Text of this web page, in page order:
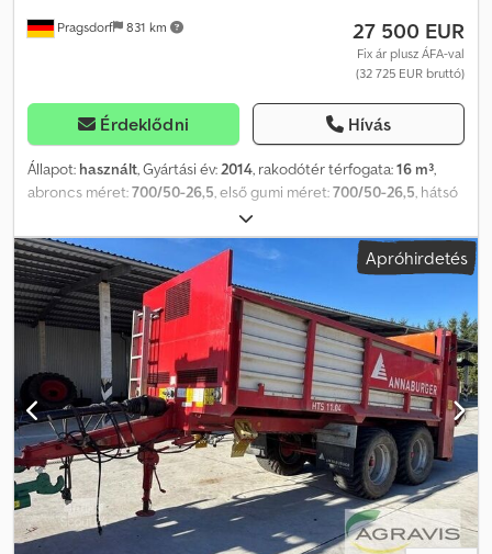
Pragsdorf 831 km 27 500 EUR
Fix ár plusz ÁFA-val
(32 725 EUR bruttó)
Érdeklődni Hívás
Állapot: használt, Gyártási év: 2014, rakodótér térfogata:16 m³,
abroncs méret:700/50-26,5 , első gumi méret:700/50-26,5 , hátsó
700/50-26,5, maximális sebesség:
Felszereltség:sűrített levegős fék, Gumiabroncs (elöl): 700/50-
26,5, Gumiabroncs (hátul): 700/50-26,5, Széles szóró, kaparós
padló, kormányzott tengely, zárócsappantyú, tandem
tengely_____K80 vonórúd, 20 t megengedett össztömeg, tárolási
hely: ügyfél Dkodjzgqtlspfx An Ner
Apróhirdetés